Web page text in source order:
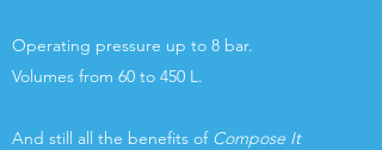
Operating pressure up to 8 bar.
Volumes from 60 to 450 L.
And still all the benefits of Compose It